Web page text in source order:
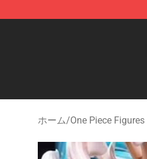
ホーム/One Piece